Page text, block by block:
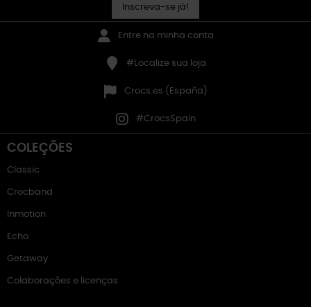
Inscreva-se já!
Entre na minha conta
#Localize sua loja
Crocs.es (España)
#CrocsSpain
COLEÇÕES
Classic
Crocband
Inmotion
Echo
Getaway
Colaborações e licenças